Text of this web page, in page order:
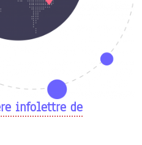
infolettre de